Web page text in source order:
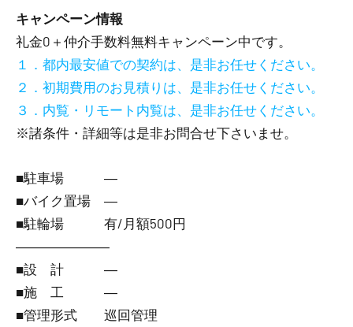
キャンペーン情報
礼金0 ＋ 仲介手数料無料キャンペーン中です。
１．都内最安値での契約は、是非お任せください。
２．初期費用のお見積りは、是非お任せください。
３．内覧・リモート内覧は、是非お任せください。
※諸条件・詳細等は是非お問合せ下さいませ。
■駐車場 ―
■バイク置場 ―
■駐輪場 有/月額500円
―――――――
■設 計 ―
■施 工 ―
■管理形式 巡回管理